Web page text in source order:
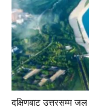
दक्षिणबाट उत्तरसम्म